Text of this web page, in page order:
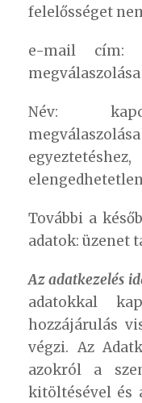
felelősséget
e-mail cím:
Név:
További a
adatok: üzenet
Az adatkezelés
adatokkal
hozzájárulás
végzi. Az
azokról a
kitöltésével és